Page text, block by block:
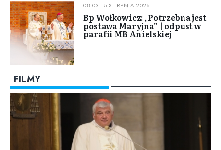
08:03 | 5 SIERPNIA 2026
Bp Wołkowicz: „Potrzebna jest
postawa Maryjna” | odpust w
parafii MB Anielskiej
FILMY